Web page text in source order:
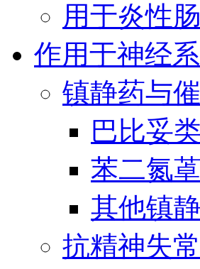
用于炎性
作用于神经
镇静药与
巴比妥
苯二氮
其他镇
抗精神失